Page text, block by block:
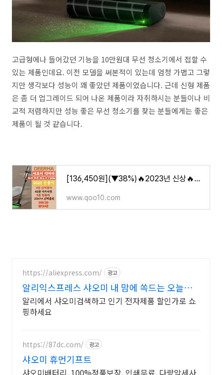
고급형에나 들어갔던 기능을 10만원대 무선 청소기에서 접할 수
있는 제품인데요. 이전 모델을 써본적이 있는데 엄청 가볍고 그렇
지만 생각보다 성능이 꽤 좋았던 제품이었습니다. 근데 신형 제품
은 좀 더 업그레이드 되어 나온 제품이라 자취하시는 분들이나 비
교적 저렴하지만 성능 좋은 무선 청소기를 찾는 분들에게는 좋은
제품이 될 것 같습니다.
[136,450원](▼38%)🔥2023년 신상🔥샤오미 디어마 광학 무선 진공 청소기 T30W(T30)/Deerma 글로벌버전/23
www.qoo10.com
https://aliexpress.com/ 광고
알리익스프레스 샤오미 내 맘에 쏙드는 오늘의
특가
알리에서 샤오미검색하고 인기 전자제품 할인가로 쇼
핑하세요
https://87dc.com/ 광고
샤오미 휴먼기프트
샤오미배터리, 100%정품보장, 인쇄무료, 다량악세사